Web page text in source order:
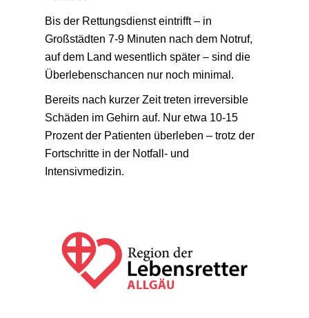
Bis der Rettungsdienst eintrifft – in
Großstädten 7-9 Minuten nach dem Notruf,
auf dem Land wesentlich später – sind die
Überlebenschancen nur noch minimal.
Bereits nach kurzer Zeit treten irreversible
Schäden im Gehirn auf. Nur etwa 10-15
Prozent der Patienten überleben – trotz der
Fortschritte in der Notfall- und
Intensivmedizin.